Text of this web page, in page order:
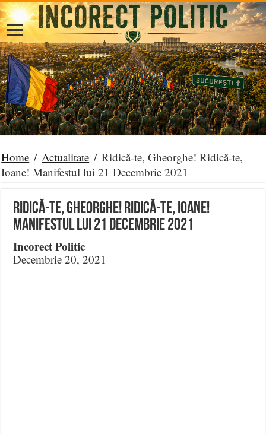
Home / Actualitate / Ridică-te, Gheorghe! Ridică-te,
Ioane! Manifestul lui 21 Decembrie 2021
Ridică-te, Gheorghe! Ridică-te, Ioane!
Manifestul lui 21 Decembrie 2021
Incorect Politic
Decembrie 20, 2021